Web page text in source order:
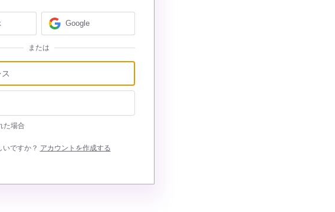
Google
または
た場合
いですか？ アカウントを作成する